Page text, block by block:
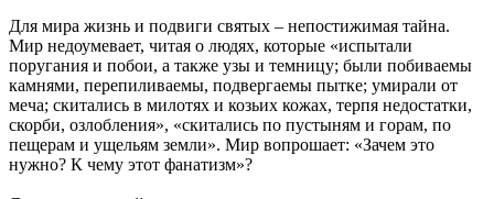
Для мира жизнь и подвиги святых – непостижимая тайна.
Мир недоумевает, читая о людях, которые «испытали
поругания и побои, а также узы и темницу; были побиваемы
камнями, перепиливаемы, подвергаемы пытке; умирали от
меча; скитались в милотях и козьих кожах, терпя недостатки,
скорби, озлобления», «скитались по пустыням и горам, по
пещерам и ущельям земли». Мир вопрошает: «Зачем это
нужно? К чему этот фанатизм»?